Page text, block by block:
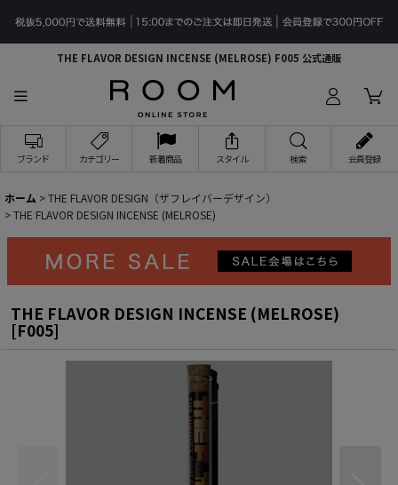
THE FLAVOR DESIGN INCENSE (MELROSE) F005 公式通販
ブランド カテゴリー 新着商品 スタイル 検索 会員登録
ホーム >THE FLAVOR DESIGN（ザフレイバーデザイン）
>THE FLAVOR DESIGN INCENSE (MELROSE)
THE FLAVOR DESIGN INCENSE (MELROSE)
[F005]